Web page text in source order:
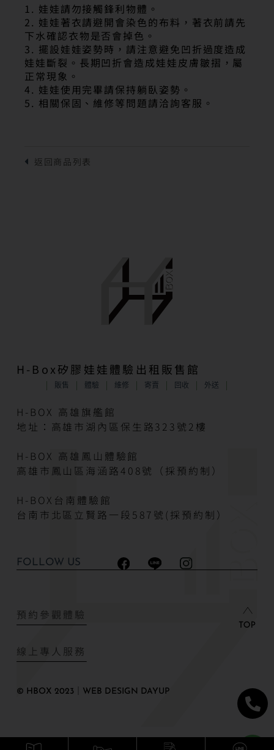
1. 娃娃請勿接觸鋒利物體。
2. 娃娃著衣請避開會染色的布料，著衣前請先
下水確認衣物是否會掉色。
3. 擺設娃娃姿勢時，請注意避免凹折過度造成
娃娃斷裂。長期凹折會造成娃娃皮膚皺摺，屬
正常現象。
4. 娃娃使用完畢請保持躺臥姿勢。
5. 相關保固、維修等問題請洽詢客服。
H-Box矽膠娃娃體驗出租販售館
販售 體驗 維修 寄賣 回收 外送
H-BOX 高雄旗艦館
地址：高雄市湖內區保生路323號2樓
H-BOX 高雄鳳山體驗館
高雄市鳳山區海涵路408號（採預約制）
H-BOX台南體驗館
台南市北區立賢路一段587號(採預約制）
FOLLOW US
預約參觀體驗
線上專人服務
© HBOX 2023｜WEB DESIGN DAYUP